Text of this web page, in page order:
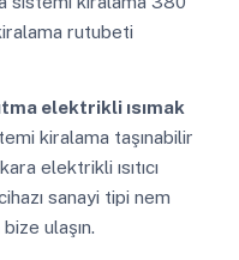
kiralama rutubeti
elektrikli ısımak
kiralama taşınabilir
elektrikli ısıtıcı
sanayi tipi nem
ulaşın.